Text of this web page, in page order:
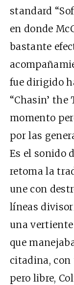
standard
en donde
bastante
fue dirigido
“Chasin’ the
momento
por las
Es el sonido
retoma la
une con
líneas
una
que
citadina,
pero libre,